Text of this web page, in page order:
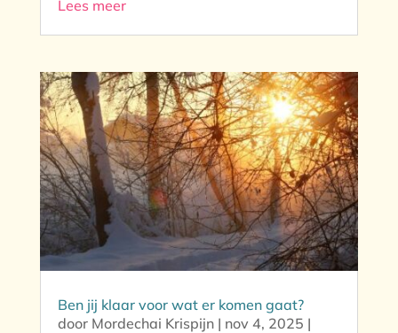
Lees meer
Ben jij klaar voor wat er komen gaat?
door Mordechai Krispijn| nov 4, 2025 |